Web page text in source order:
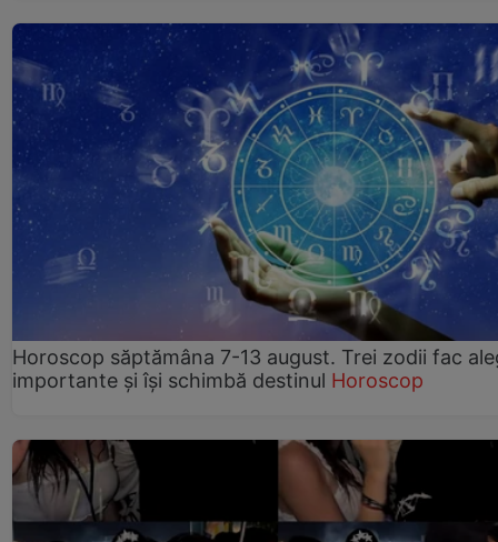
Horoscop săptămâna 7-13 august. Trei zodii fac
importante și își schimbă destinul Horoscop